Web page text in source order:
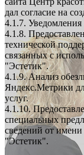
дал согласие на
4.1.7. Уведомления
4.1.8.
технической
связанных с
"Эстетик".
4.1.9. Анализ
Яндекс.Метрики
услуг.
4.1.10.
специальных
сведений от имени
"Эстетик".